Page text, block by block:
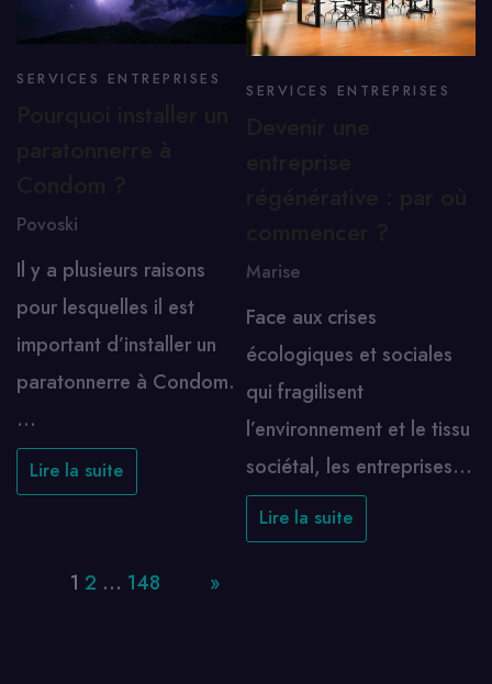
SERVICES ENTREPRISES
Povoski
Il y a plusieurs raisons
pour lesquelles il est
important d’installer un
paratonnerre à Condom.
…
Lire la suite
SERVICES ENTREPRISES
Marise
Face aux crises
écologiques et sociales
qui fragilisent
l’environnement et le tissu
sociétal, les entreprises…
Lire la suite
1 2 … 148 »